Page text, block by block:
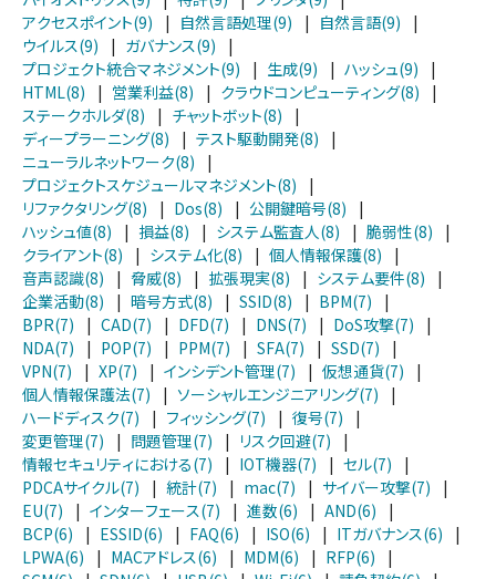
アクセスポイント(9)
| 自然言語処理(9) | 自然言語(9)
|
ウイルス(9)
| ガバナンス(9)
|
プロジェクト統合マネジメント(9)
| 生成(9) | ハッシュ(9)
|
HTML(8)
| 営業利益(8) | クラウドコンピューティング(8)
|
ステークホルダ(8)
| チャットボット(8)
|
ディープラーニング(8)
| テスト駆動開発(8)
|
ニューラルネットワーク(8)
|
プロジェクトスケジュールマネジメント(8)
|
リファクタリング(8)
| Dos(8) | 公開鍵暗号(8)
|
ハッシュ値(8)
| 損益(8) | システム監査人(8) | 脆弱性(8)
|
クライアント(8)
| システム化(8) | 個人情報保護(8)
|
音声認識(8)
| 脅威(8) | 拡張現実(8) | システム要件(8)
|
企業活動(8)
| 暗号方式(8) | SSID(8) | BPM(7)
|
BPR(7)
| CAD(7) | DFD(7) | DNS(7) | DoS攻撃(7)
|
NDA(7)
| POP(7) | PPM(7) | SFA(7) | SSD(7)
|
VPN(7)
| XP(7) | インシデント管理(7) | 仮想通貨(7)
|
個人情報保護法(7)
| ソーシャルエンジニアリング(7)
|
ハードディスク(7)
| フィッシング(7) | 復号(7)
|
変更管理(7)
| 問題管理(7) | リスク回避(7)
|
情報セキュリティにおける(7)
| IOT機器(7) | セル(7)
|
PDCAサイクル(7)
| 統計(7) | mac(7) | サイバー攻撃(7)
|
EU(7)
| インターフェース(7) | 進数(6) | AND(6)
|
BCP(6)
| ESSID(6) | FAQ(6) | ISO(6) | ITガバナンス(6)
|
LPWA(6)
| MACアドレス(6) | MDM(6) | RFP(6)
|